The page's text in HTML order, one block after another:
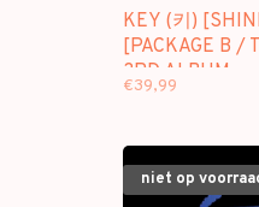
KEY (키)
[PACKAGE B /
3RD ALBUM
€39,99
niet op